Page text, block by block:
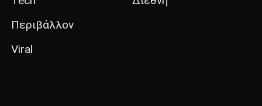
Περιβάλλον
Viral